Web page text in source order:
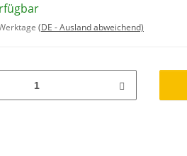
(DE - Ausland abweichend)